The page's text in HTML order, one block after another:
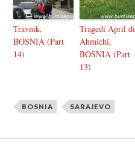
Travnik,
BOSNIA (Part
14)
Tragedi April di
Ahmichi,
BOSNIA (Part
13)
BOSNIA SARAJEVO